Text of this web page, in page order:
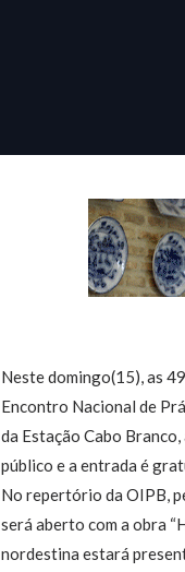
Neste domingo(15), as
Encontro Nacional de
da Estação Cabo
público e a entrada é
No repertório da OIPB,
será aberto com a obra
nordestina estará